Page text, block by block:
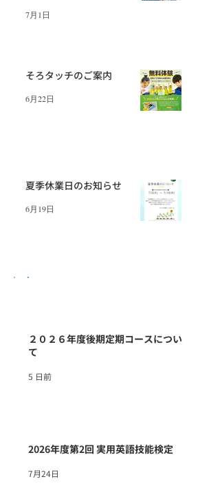
7月1日
そろタッチのご案内
6月22日
夏季休業日のお知らせ
6月19日
２０２６年度後期定期コースについ
て
5 日前
2026年度第2回 実用英語技能検定
7月24日